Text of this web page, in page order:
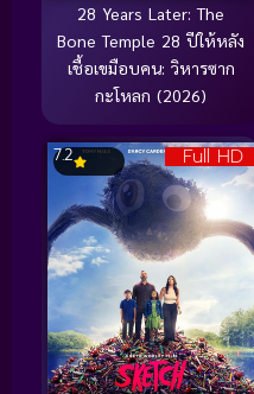
28 Years Later: The
Bone Temple 28 ปีให้หลัง
เชื้อเขมือบคน: วิหารซาก
กะโหลก (2026)
Full HD
7.2